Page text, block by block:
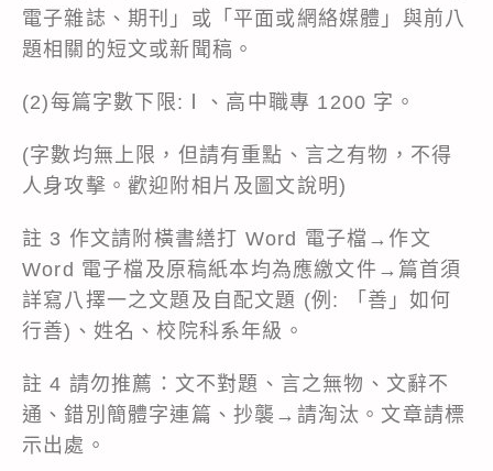
電子雜誌、期刊」或「平面或網絡媒體」與前八
題相關的短文或新聞稿。
(2)每篇字數下限:Ⅰ、高中職專 1200 字。
(字數均無上限，但請有重點、言之有物，不得
人身攻擊。歡迎附相片及圖文說明)
註 3 作文請附橫書繕打 Word 電子檔→作文
Word 電子檔及原稿紙本均為應繳文件→篇首須
詳寫八擇一之文題及自配文題 (例: 「善」如何
行善)、姓名、校院科系年級。
註 4 請勿推薦：文不對題、言之無物、文辭不
通、錯別簡體字連篇、抄襲→請淘汰。文章請標
示出處。